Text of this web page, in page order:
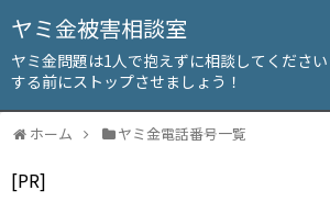
ヤミ金被害相談室
ヤミ金問題は1人で抱えずに相談してくださ
する前にストップさせましょう！
ホーム ヤミ金電話番号一覧
[PR]